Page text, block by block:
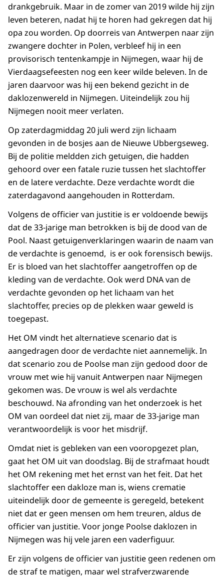
drankgebruik. Maar in de zomer van 2019 wilde hij zijn
leven beteren, nadat hij te horen had gekregen dat hij
opa zou worden. Op doorreis van Antwerpen naar zijn
zwangere dochter in Polen, verbleef hij in een
provisorisch tentenkampje in Nijmegen, waar hij de
Vierdaagsefeesten nog een keer wilde beleven. In de
jaren daarvoor was hij een bekend gezicht in de
daklozenwereld in Nijmegen. Uiteindelijk zou hij
Nijmegen nooit meer verlaten.
Op zaterdagmiddag 20 juli werd zijn lichaam
gevonden in de bosjes aan de Nieuwe Ubbergseweg.
Bij de politie meldden zich getuigen, die hadden
gehoord over een fatale ruzie tussen het slachtoffer
en de latere verdachte. Deze verdachte wordt die
zaterdagavond aangehouden in Rotterdam.
Volgens de officier van justitie is er voldoende bewijs
dat de 33-jarige man betrokken is bij de dood van de
Pool. Naast getuigenverklaringen waarin de naam van
de verdachte is genoemd, is er ook forensisch bewijs.
Er is bloed van het slachtoffer aangetroffen op de
kleding van de verdachte. Ook werd DNA van de
verdachte gevonden op het lichaam van het
slachtoffer, precies op de plekken waar geweld is
toegepast.
Het OM vindt het alternatieve scenario dat is
aangedragen door de verdachte niet aannemelijk. In
dat scenario zou de Poolse man zijn gedood door de
vrouw met wie hij vanuit Antwerpen naar Nijmegen
gekomen was. De vrouw is wel als verdachte
beschouwd. Na afronding van het onderzoek is het
OM van oordeel dat niet zij, maar de 33-jarige man
verantwoordelijk is voor het misdrijf.
Omdat niet is gebleken van een vooropgezet plan,
gaat het OM uit van doodslag. Bij de strafmaat houdt
het OM rekening met het ernst van het feit. Dat het
slachtoffer een dakloze man is, wiens crematie
uiteindelijk door de gemeente is geregeld, betekent
niet dat er geen mensen om hem treuren, aldus de
officier van justitie. Voor jonge Poolse daklozen in
Nijmegen was hij vele jaren een vaderfiguur.
Er zijn volgens de officier van justitie geen redenen om
de straf te matigen, maar wel strafverzwarende